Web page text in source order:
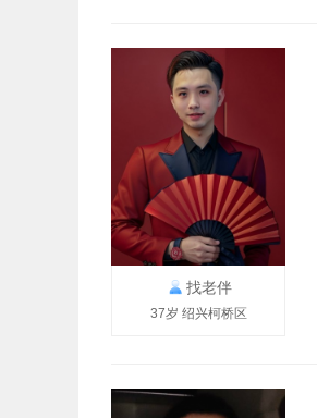
找老伴
37岁 绍兴柯桥区